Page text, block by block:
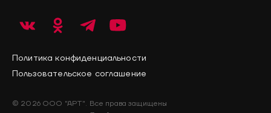
© 2026 ООО "АРТ". Все права защищены
Политика конфиденциальности
Пользовательское соглашение